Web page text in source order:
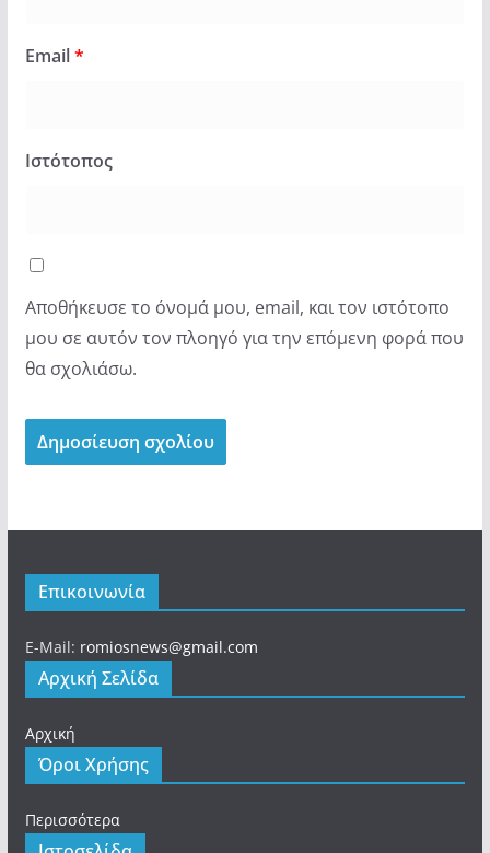
Email*
Ιστότοπος
Αποθήκευσε το όνομά μου, email, και τον ιστότοπο
μου σε αυτόν τον πλοηγό για την επόμενη φορά που
θα σχολιάσω.
Επικοινωνία
E-Mail: romiosnews@gmail.com
Αρχική Σελίδα
Αρχική
Όροι Χρήσης
Περισσότερα